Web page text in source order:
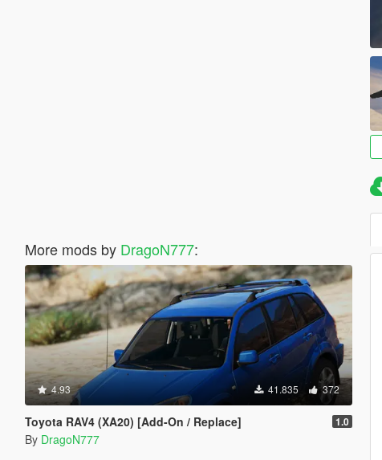
More mods by DragoN777:
4.93 41.835 372
Toyota RAV4 (XA20) [Add-On / Replace] 1.0
By DragoN777